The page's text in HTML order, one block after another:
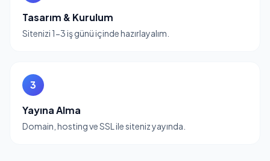
Tasarım & Kurulum
Sitenizi 1-3 iş günü içinde hazırlayalım.
3
Yayına Alma
Domain, hosting ve SSL ile siteniz yayında.